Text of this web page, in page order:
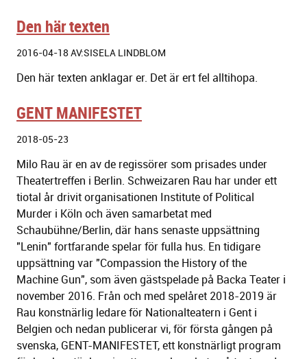
Den här texten
2016-04-18 AV:SISELA LINDBLOM
Den här texten anklagar er. Det är ert fel alltihopa.
GENT MANIFESTET
2018-05-23
Milo Rau är en av de regissörer som prisades under
Theatertreffen i Berlin. Schweizaren Rau har under ett
tiotal år drivit organisationen Institute of Political
Murder i Köln och även samarbetat med
Schaubühne/Berlin, där hans senaste uppsättning
"Lenin" fortfarande spelar för fulla hus. En tidigare
uppsättning var "Compassion the History of the
Machine Gun", som även gästspelade på Backa Teater i
november 2016. Från och med spelåret 2018-2019 är
Rau konstnärlig ledare för Nationalteatern i Gent i
Belgien och nedan publicerar vi, för första gången på
svenska, GENT-MANIFESTET, ett konstnärligt program